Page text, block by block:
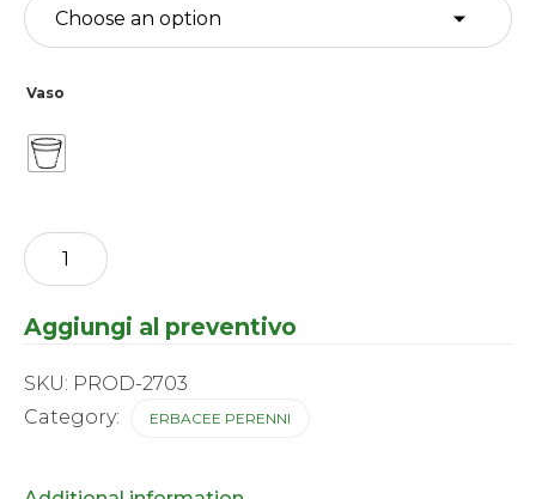
Vaso
Iris
germanica
Fit
Aggiungi al preventivo
SKU: PROD-2703
Category:
ERBACEE PERENNI